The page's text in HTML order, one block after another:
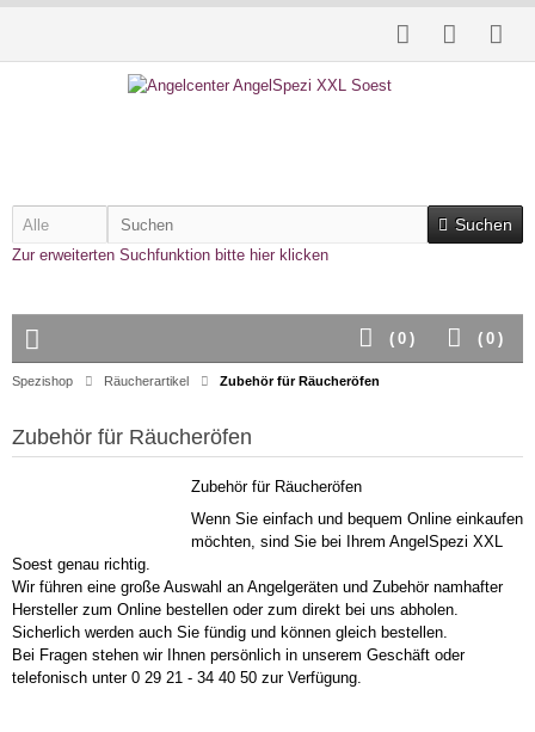
Suchen
Zur erweiterten Suchfunktion bitte hier klicken
( 0 )
( 0 )
Spezishop Räucherartikel Zubehör für Räucheröfen
Zubehör für Räucheröfen
Zubehör für Räucheröfen
Wenn Sie einfach und bequem Online einkaufen
möchten, sind Sie bei Ihrem AngelSpezi XXL
Soest genau richtig.
Wir führen eine große Auswahl an Angelgeräten und Zubehör namhafter
Hersteller zum Online bestellen oder zum direkt bei uns abholen.
Sicherlich werden auch Sie fündig und können gleich bestellen.
Bei Fragen stehen wir Ihnen persönlich in unserem Geschäft oder
telefonisch unter 0 29 21 - 34 40 50 zur Verfügung.